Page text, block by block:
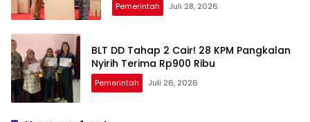
Pemerintah Juli 28, 2026
BLT DD Tahap 2 Cair! 28 KPM Pangkalan
Nyirih Terima Rp900 Ribu
Pemerintah Juli 26, 2026